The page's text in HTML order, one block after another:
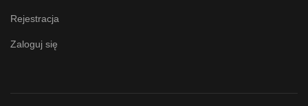
Rejestracja
Zaloguj się